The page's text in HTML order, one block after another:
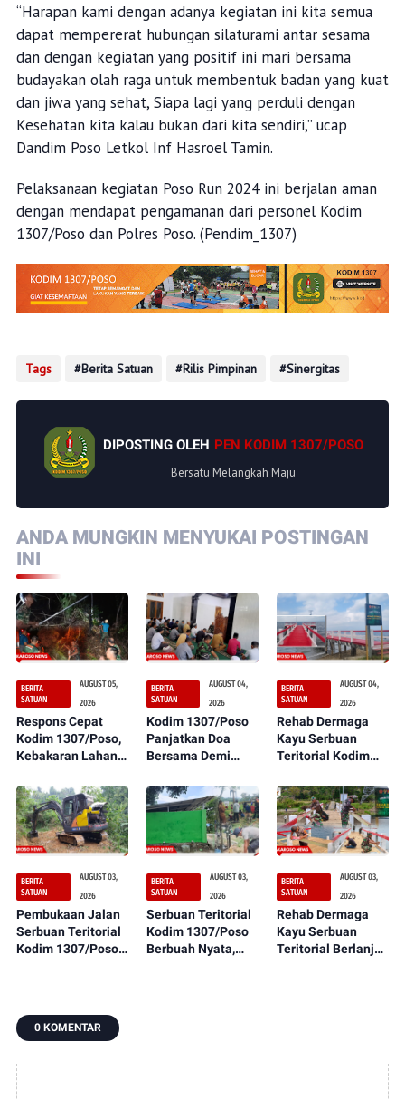
“Harapan kami dengan adanya kegiatan ini kita semua
dapat mempererat hubungan silaturami antar sesama
dan dengan kegiatan yang positif ini mari bersama
budayakan olah raga untuk membentuk badan yang kuat
dan jiwa yang sehat, Siapa lagi yang perduli dengan
Kesehatan kita kalau bukan dari kita sendiri,” ucap
Dandim Poso Letkol Inf Hasroel Tamin.
Pelaksanaan kegiatan Poso Run 2024 ini berjalan aman
dengan mendapat pengamanan dari personel Kodim
1307/Poso dan Polres Poso. (Pendim_1307)
Tags Berita Satuan Rilis Pimpinan Sinergitas
DIPOSTING OLEH PEN KODIM 1307/POSO
Bersatu Melangkah Maju
ANDA MUNGKIN MENYUKAI POSTINGAN
INI
BERITA
SATUAN
AUGUST 05,
2026
Respons Cepat
Kodim 1307/Poso,
Kebakaran Lahan
Warga Berhasil
Dipadamkan
BERITA
SATUAN
AUGUST 04,
2026
Kodim 1307/Poso
Panjatkan Doa
Bersama Demi
TNI Terintegrasi TA
2026
BERITA
SATUAN
AUGUST 04,
2026
Rehab Dermaga
Kayu Serbuan
Teritorial Kodim
Rampung 100
Persen,
Manfaatnya
Segera Dirasakan
Masyarakat
BERITA
SATUAN
AUGUST 03,
2026
Pembukaan Jalan
Serbuan Teritorial
Kodim 1307/Poso
Wujudkan Akses
Lebih Baik bagi
Dulumai
BERITA
SATUAN
AUGUST 03,
2026
Serbuan Teritorial
Kodim 1307/Poso
Berbuah Nyata,
BERITA
SATUAN
AUGUST 03,
2026
Rehab Dermaga
Kayu Serbuan
Teritorial Berlanjut
0 KOMENTAR